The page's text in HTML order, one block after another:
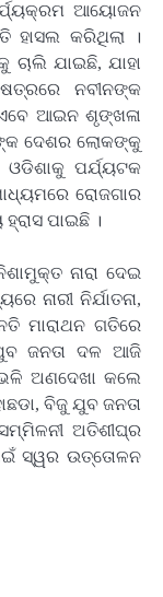
ଆୟୋଜନ
ହାସଲ କରିଥିଲା ।
ଯାଇଛି, ଯାହା
ନବୀନଙ୍କ
ଆଇନ ଶୃଙ୍ଖଳା
ଦେଶର ଲୋକଙ୍କୁ
ଓଡିଶାକୁ ପର୍ଯ୍ୟଟକ
ରୋଜଗାର
ପାଇଛି ।
ନାରା ଦେଇ
ନାରୀ ନିର୍ଯାତନା,
ମାରାଥନ ଗତିରେ
ଜନତା ଦଳ ଆଜି
ଅଣଦେଖା କଲେ
ବିଜୁ ଯୁବ ଜନତା
ଅତିଶୀଘ୍ର
ସ୍ୱର ଉତ୍ତୋଳନ